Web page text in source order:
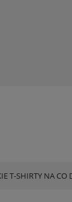
T-SHIRTY NA CO